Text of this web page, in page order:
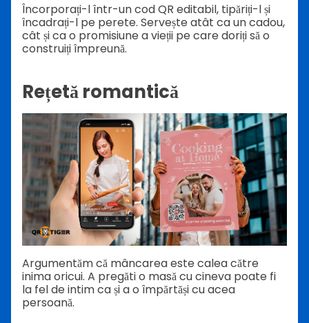
Încorporați-l într-un cod QR editabil, tipăriți-l și
încadrați-l pe perete. Servește atât ca un cadou,
cât și ca o promisiune a vieții pe care doriți să o
construiți împreună.
Rețetă romantică
Argumentăm că mâncarea este calea către
inima oricui. A pregăti o masă cu cineva poate fi
la fel de intim ca și a o împărtăși cu acea
persoană.